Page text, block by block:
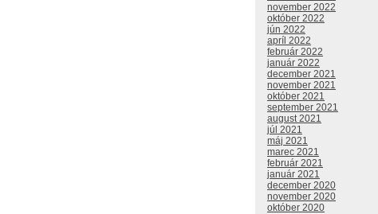
november 2022
október 2022
jún 2022
apríl 2022
február 2022
január 2022
december 2021
november 2021
október 2021
september 2021
august 2021
júl 2021
máj 2021
marec 2021
február 2021
január 2021
december 2020
november 2020
október 2020